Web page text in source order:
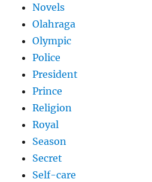
Novels
Olahraga
Olympic
Police
President
Prince
Religion
Royal
Season
Secret
Self-care